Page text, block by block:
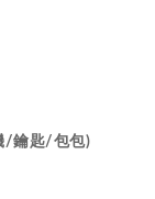
/鑰匙/包包)